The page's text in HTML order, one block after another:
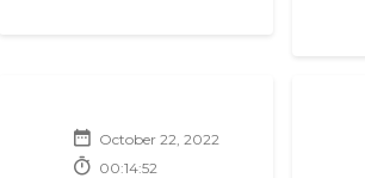
October 22, 2022
00:14:52